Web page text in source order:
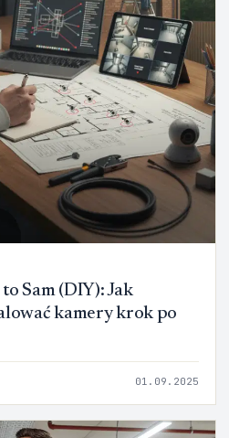
Sam (DIY): Jak
kamery krok po
01.09.2025